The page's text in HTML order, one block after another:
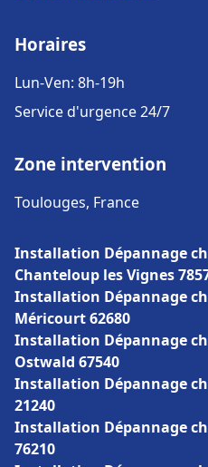
Horaires
Lun-Ven: 8h-19h
Service d'urgence 24/7
Zone intervention
Toulouges, France
Installation Dépannage
Chanteloup les Vignes
Installation Dépannage
Méricourt 62680
Installation Dépannage
Ostwald 67540
Installation Dépannage
21240
Installation Dépannage
76210